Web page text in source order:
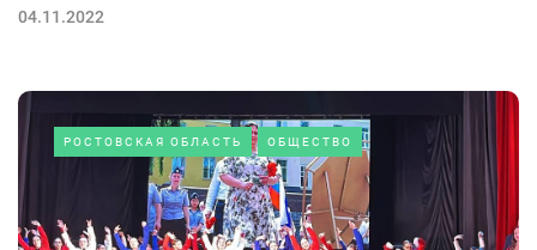
04.11.2022
РОСТОВСКАЯ ОБЛАСТЬ ОБЩЕСТВО